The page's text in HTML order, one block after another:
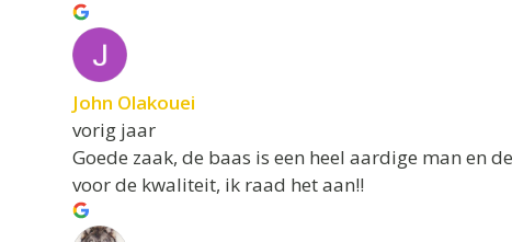
John Olakouei
vorig jaar
Goede zaak, de baas is een heel aardige man en
voor de kwaliteit, ik raad het aan!!